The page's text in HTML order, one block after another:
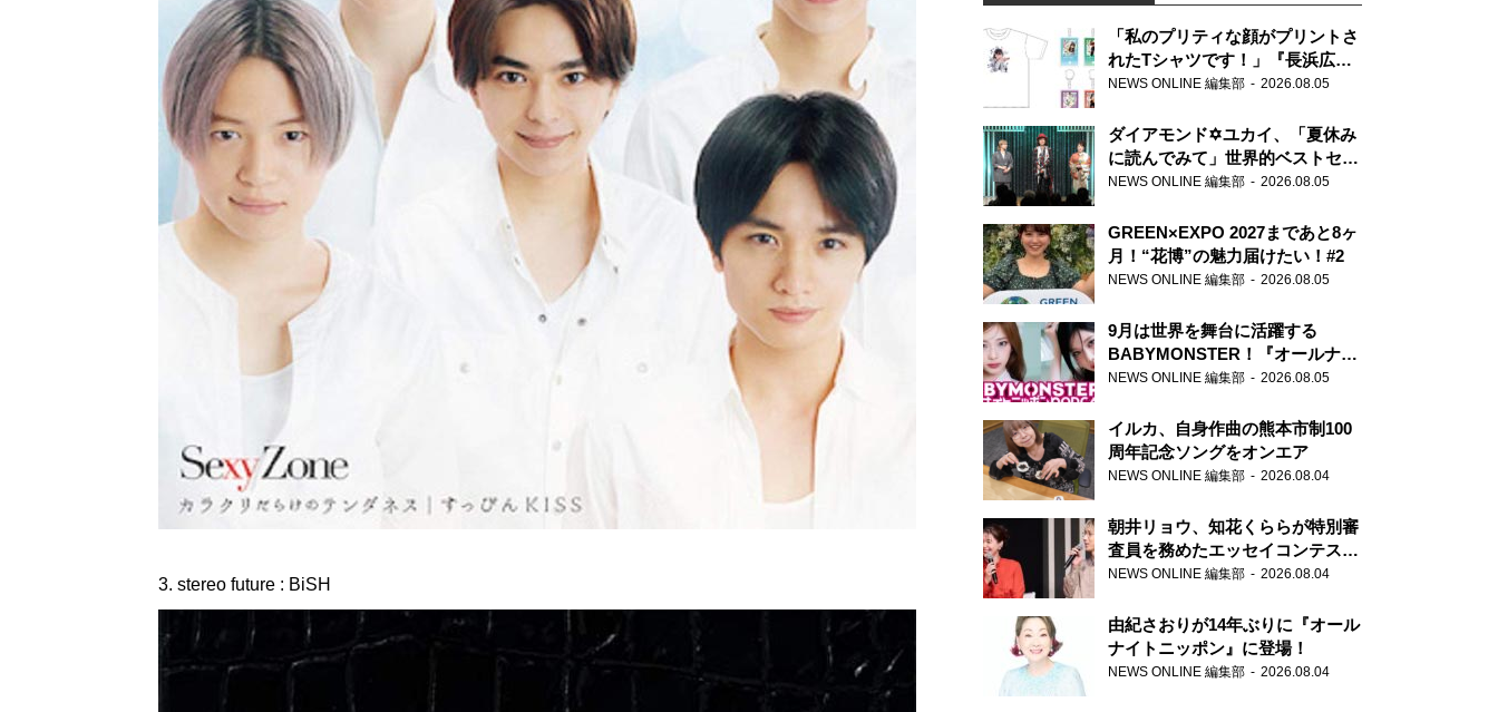
3. stereo future : BiSH
「私のプリティな顔がプリントさ
れたTシャツです！」『長浜広奈
天下無双』初の番組グッズ発売
NEWS ONLINE 編集部 2026.08.05
ダイアモンド✡ユカイ、「夏休み
に読んでみて」世界的ベストセラ
ー『アナスタシア』を紹介
NEWS ONLINE 編集部 2026.08.05
GREEN×EXPO 2027まであと8ヶ
月！“花博”の魅力届けたい！#2
NEWS ONLINE 編集部 2026.08.05
9月は世界を舞台に活躍する
BABYMONSTER！『オールナイ
トニッポンPODCAST』月替わり
NEWS ONLINE 編集部 2026.08.05
イルカ、自身作曲の熊本市制100
周年記念ソングをオンエア
NEWS ONLINE 編集部 2026.08.04
朝井リョウ、知花くららが特別審
査員を務めたエッセイコンテスト
の特別番組「#いまあなたに伝え
NEWS ONLINE 編集部 2026.08.04
由紀さおりが14年ぶりに『オール
ナイトニッポン』に登場！
NEWS ONLINE 編集部 2026.08.04